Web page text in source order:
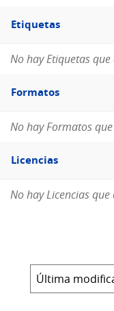
Filtro
Etiquetas
Etiquetas
No hay Etiquetas
Filtro
Formatos
Formatos
No hay Formatos
Filtro
Licencias
Licencias
No hay Licencias